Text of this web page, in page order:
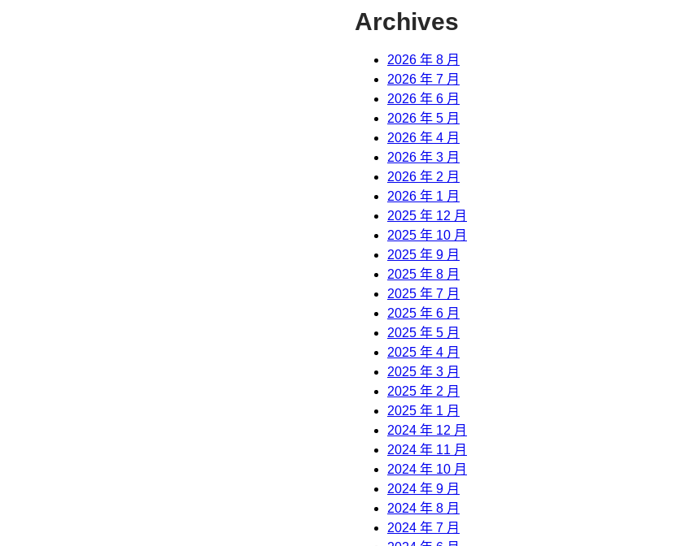
Archives
2026 年 8 月
2026 年 7 月
2026 年 6 月
2026 年 5 月
2026 年 4 月
2026 年 3 月
2026 年 2 月
2026 年 1 月
2025 年 12 月
2025 年 10 月
2025 年 9 月
2025 年 8 月
2025 年 7 月
2025 年 6 月
2025 年 5 月
2025 年 4 月
2025 年 3 月
2025 年 2 月
2025 年 1 月
2024 年 12 月
2024 年 11 月
2024 年 10 月
2024 年 9 月
2024 年 8 月
2024 年 7 月